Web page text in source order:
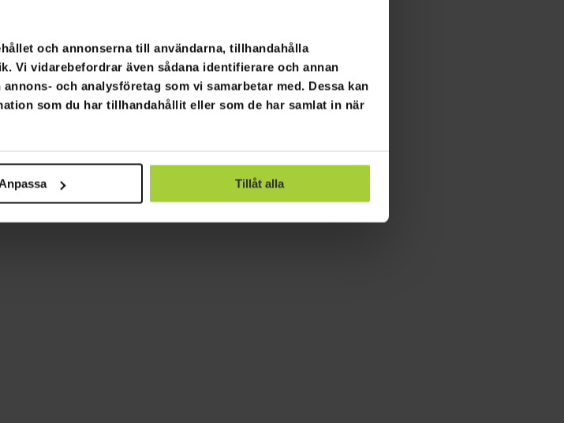
och annonserna till användarna, tillhandahålla
Vi vidarebefordrar även sådana identifierare och annan
och analysföretag som vi samarbetar med. Dessa kan
som du har tillhandahållit eller som de har samlat in när
Tillåt alla